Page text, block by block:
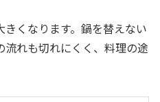
くなります。鍋を替えない
れも切れにくく、料理の途